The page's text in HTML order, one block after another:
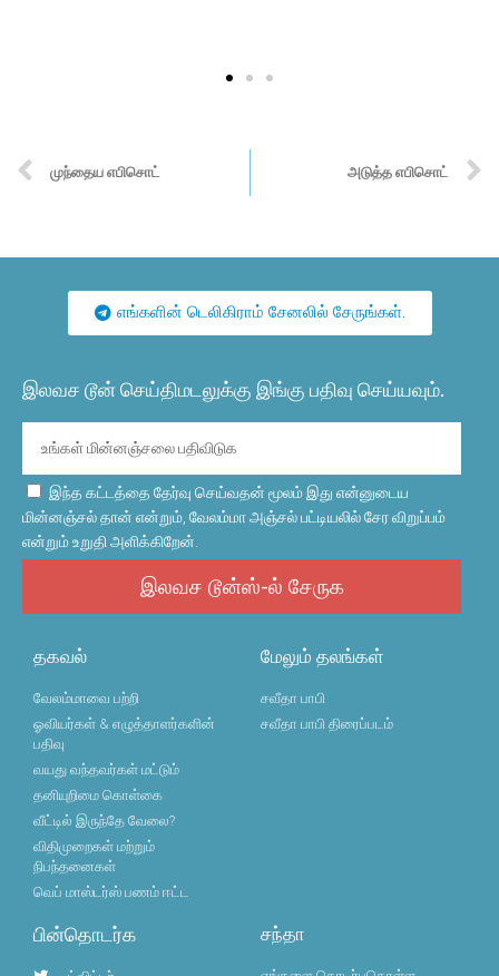
முந்தைய எபிசொட் அடுத்த எபிசொட்
எங்களின் டெலிகிராம் சேனலில் சேருங்கள்.
இலவச டூன் செய்திமடலுக்கு இங்கு பதிவு செய்யவும்.
இந்த கட்டத்தை தேர்வு செய்வதன் மூலம் இது என்னுடைய
மின்னஞ்சல் தான் என்றும், வேலம்மா அஞ்சல் பட்டியலில் சேர விறுப்பம்
என்றும் உறுதி அளிக்கிறேன்.
இலவச டூன்ஸ்-ல் சேருக
தகவல்
வேலம்மாவை பற்றி
ஓவியர்கள் & எழுத்தாளர்களின்
பதிவு
வயது வந்தவர்கள் மட்டும்
தனியுறிமை கொள்கை
வீட்டில் இருந்தே வேலை?
விதிமுறைகள் மற்றும்
நிபந்தனைகள்
வெப் மாஸ்டர்ஸ் பணம் ஈட்ட
மேலும் தலங்கள்
சவீதா பாபி
சவீதா பாபி திரைப்படம்
பின்தொடர்க சந்தா